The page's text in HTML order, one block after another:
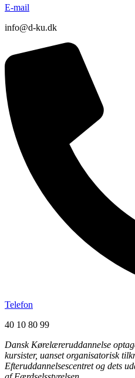
E-mail
info@d-ku.dk
Telefon
40 10 80 99
Dansk Kørelæreruddannelse
kursister, uanset organisatorisk
Efteruddannelsescentret og dets